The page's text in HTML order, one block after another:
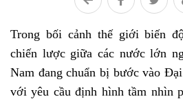
Trong bối cảnh thế giới biến
chiến lược giữa các nước lớn
Nam đang chuẩn bị bước vào
với yêu cầu định hình tầm nhìn